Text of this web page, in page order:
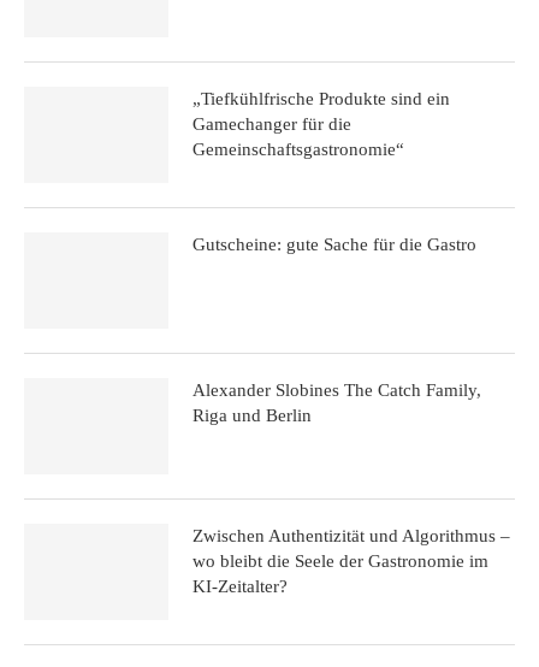
„Tiefkühlfrische Produkte sind ein
Gamechanger für die
Gemeinschaftsgastronomie“
Gutscheine: gute Sache für die Gastro
Alexander Slobines The Catch Family,
Riga und Berlin
Zwischen Authentizität und Algorithmus –
wo bleibt die Seele der Gastronomie im
KI-Zeitalter?